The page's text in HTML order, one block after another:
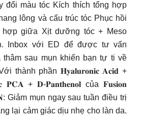
đổi màu tóc Kích thích tổng hợp
lông và cấu trúc tóc Phục hồi
giữa Xịt dưỡng tóc + Meso
Inbox với ED để được tư vấn
thâm sau mụn khiến bạn tự ti về
thành phần 𝐇𝐲𝐚𝐥𝐮𝐫𝐨𝐧𝐢𝐜 𝐀𝐜𝐢𝐝 +
𝐏𝐂𝐀 + 𝐃-𝐏𝐚𝐧𝐭𝐡𝐞𝐧𝐨𝐥 của 𝐅𝐮𝐬𝐢𝐨𝐧
Giảm mụn ngay sau tuần điều trị
lại cảm giác dịu nhẹ cho làn da.